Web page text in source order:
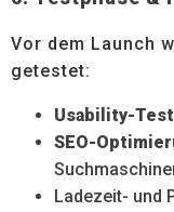
Vor dem Launch
getestet:
Usability-
SEO-
Ladezeit- und